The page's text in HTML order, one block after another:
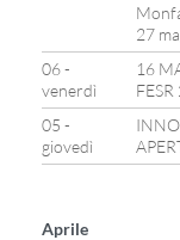
27
06 -
venerdì
16
05 -
giovedì
Aprile